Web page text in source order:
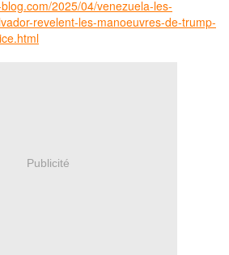
2025/04/venezuela-les-
revelent-les-manoeuvres-de-trump-
Publicité